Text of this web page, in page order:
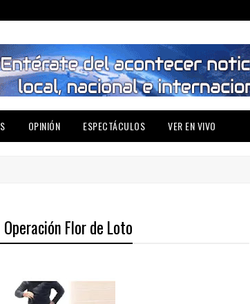
OPINIÓN ESPECTÁCULOS VER EN VIVO
Flor de Loto